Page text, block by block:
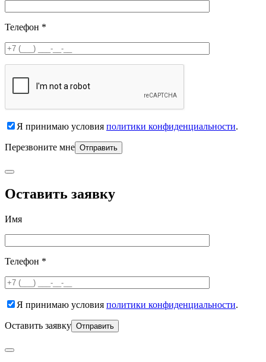
Телефон *
Я принимаю условия политики конфиденциальности.
Перезвоните мне
Оставить заявку
Имя
Телефон *
Я принимаю условия политики конфиденциальности.
Оставить заявку